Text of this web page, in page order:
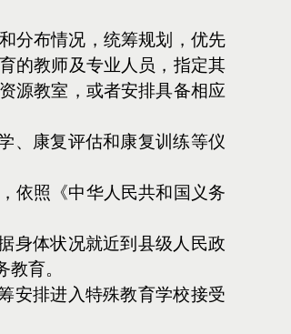
分布情况，统筹规划，优先
的教师及专业人员，指定其
源教室，或者安排具备相应
、康复评估和康复训练等仪
依照《中华人民共和国义务
身体状况就近到县级人民政
育。
安排进入特殊教育学校接受